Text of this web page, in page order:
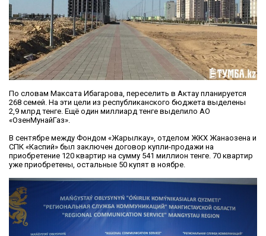
По словам Максата Ибагарова, переселить в Актау планируется
268 семей. На эти цели из республиканского бюджета выделены
2,9 млрд тенге. Ещё один миллиард тенге выделило АО
«ОзенМунайГаз».
В сентябре между Фондом «Жарылкау», отделом ЖКХ Жанаозена и
СПК «Каспий» был заключен договор купли-продажи на
приобретение 120 квартир на сумму 541 миллион тенге. 70 квартир
уже приобретены, остальные 50 купят в ноябре.